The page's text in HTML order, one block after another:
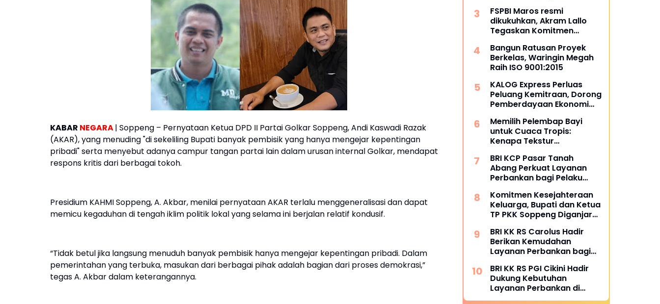
KABAR NEGARA| Soppeng – Pernyataan Ketua DPD II Partai Golkar Soppeng, Andi Kaswadi Razak
(AKAR), yang menuding "di sekeliling Bupati banyak pembisik yang hanya mengejar kepentingan
pribadi" serta menyebut adanya campur tangan partai lain dalam urusan internal Golkar, mendapat
respons kritis dari berbagai tokoh.
Presidium KAHMI Soppeng, A. Akbar, menilai pernyataan AKAR terlalu menggeneralisasi dan dapat
memicu kegaduhan di tengah iklim politik lokal yang selama ini berjalan relatif kondusif.
“Tidak betul jika langsung menuduh banyak pembisik hanya mengejar kepentingan pribadi. Dalam
pemerintahan yang terbuka, masukan dari berbagai pihak adalah bagian dari proses demokrasi,”
tegas A. Akbar dalam keterangannya.
FSPBI Maros resmi
dikukuhkan, Akram Lallo
Tegaskan Komitmen
Pekerja
Bangun Ratusan Proyek
Berkelas, Waringin Megah
Raih ISO 9001:2015
KALOG Express Perluas
Peluang Kemitraan, Dorong
Pemberdayaan Ekonomi
Memilih Pelembap Bayi
untuk Cuaca Tropis:
Kenapa Tekstur
BRI KCP Pasar Tanah
Abang Perkuat Layanan
Perbankan bagi Pelaku
Pusat Grosir Terbesar di
Indonesia
Komitmen Kesejahteraan
Keluarga, Bupati dan Ketua
TP PKK Soppeng Diganjar
BKKBN
BRI KK RS Carolus Hadir
Berikan Kemudahan
Layanan Perbankan bagi
Masyarakat
BRI KK RS PGI Cikini Hadir
Dukung Kebutuhan
Layanan Perbankan di
Lingkungan Rumah Sakit